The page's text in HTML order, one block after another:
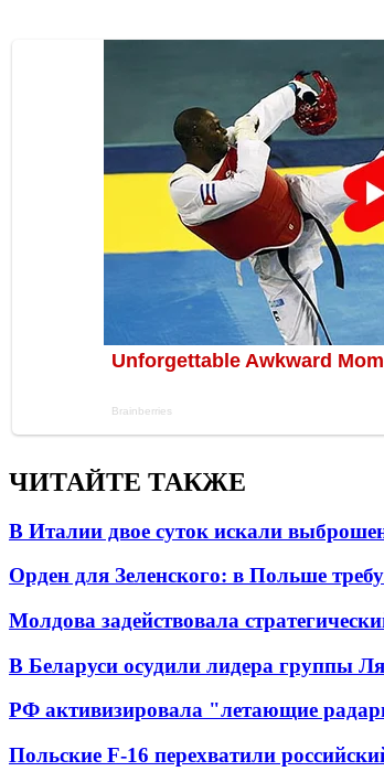
ЧИТАЙТЕ ТАКЖЕ
В Италии двое суток искали
Орден для Зеленского: в Польше
Молдова задействовала
В Беларуси осудили лидера группы
РФ активизировала "летающие
Польские F-16 перехватили